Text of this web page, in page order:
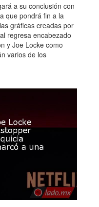
a su conclusión con
que pondrá fin a la
gráficas creadas por
regresa encabezado
y Joe Locke como
varios de los